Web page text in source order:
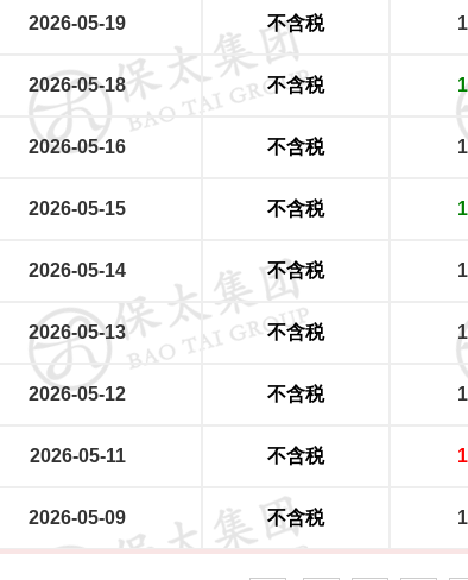
2026-05-19 不含税
2026-05-18 不含税
2026-05-16 不含税
2026-05-15 不含税
2026-05-14 不含税
2026-05-13 不含税
2026-05-12 不含税
2026-05-11 不含税
2026-05-09 不含税